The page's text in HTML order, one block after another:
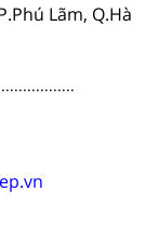
Lãm, Q.Hà